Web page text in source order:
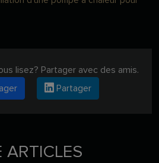
lisez? Partager avec des amis.
Partager
ARTICLES